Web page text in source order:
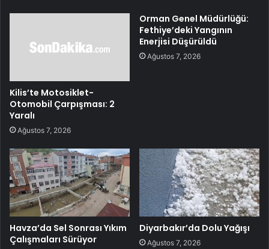
Kilis’te Motosiklet-
Otomobil Çarpışması: 2
Yaralı
Ağustos 7, 2026
Orman Genel Müdürlüğü:
Fethiye’deki Yangının
Enerjisi Düşürüldü
Ağustos 7, 2026
Havza’da Sel Sonrası Yıkım
Çalışmaları Sürüyor
Diyarbakır’da Dolu Yağışı
Ağustos 7, 2026